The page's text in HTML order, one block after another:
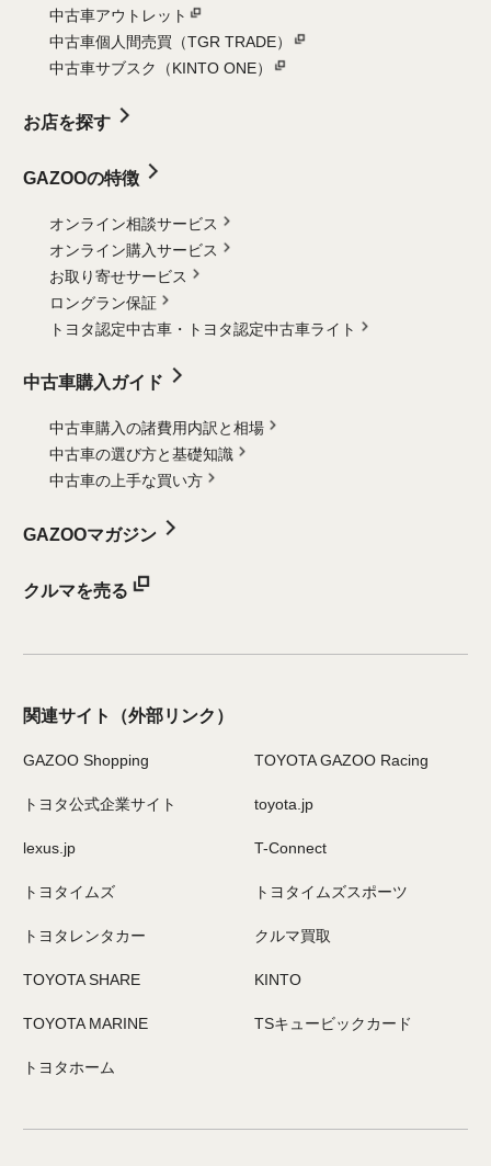
中古車アウトレット
中古車個人間売買（TGR TRADE）
中古車サブスク（KINTO ONE）
お店を探す
GAZOOの特徴
オンライン相談サービス
オンライン購入サービス
お取り寄せサービス
ロングラン保証
トヨタ認定中古車・
トヨタ認定中古車ライト
中古車購入ガイド
中古車購入の諸費用内訳と相場
中古車の選び方と基礎知識
中古車の上手な買い方
GAZOOマガジン
クルマを売る
関連サイト （外部リンク）
GAZOO Shopping TOYOTA GAZOO Racing
トヨタ公式企業サイト toyota.jp
lexus.jp T-Connect
トヨタイムズ トヨタイムズスポーツ
トヨタレンタカー クルマ買取
TOYOTA SHARE KINTO
TOYOTA MARINE TSキュービックカード
トヨタホーム